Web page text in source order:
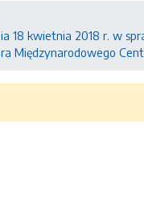
18 kwietnia 2018 r. w
Międzynarodowego